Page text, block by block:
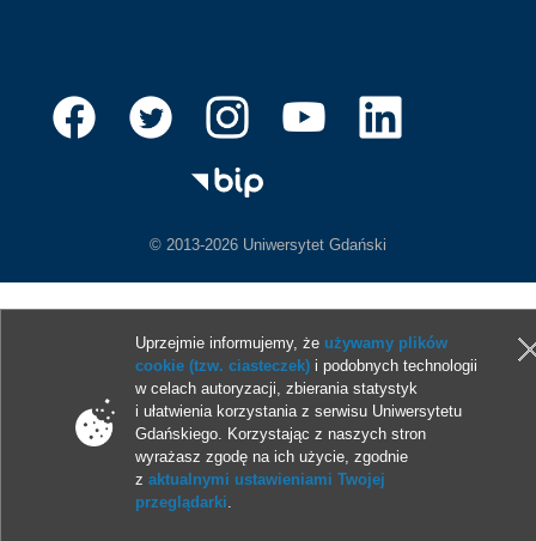
© 2013-2026 Uniwersytet Gdański
Uprzejmie informujemy, że używamy plików
cookie (tzw. ciasteczek) i podobnych technologii
w celach autoryzacji, zbierania statystyk
i ułatwienia korzystania z serwisu Uniwersytetu
Gdańskiego. Korzystając z naszych stron
wyrażasz zgodę na ich użycie, zgodnie
zaktualnymi ustawieniami Twojej
przeglądarki.